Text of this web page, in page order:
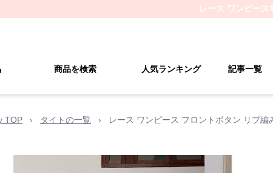
レース ワンピース
商品を検索 人気ランキング 記事一覧
TOP › タイトの一覧 › レース ワンピース フロントボタン リブ編